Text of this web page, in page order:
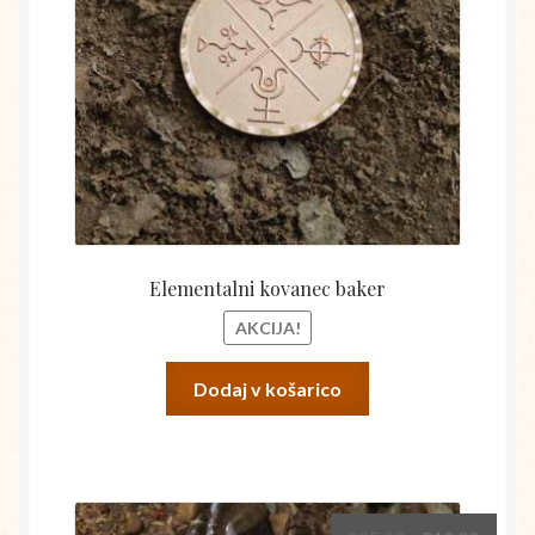
Elementalni kovanec baker
AKCIJA!
€25,00.
Dodaj v košarico